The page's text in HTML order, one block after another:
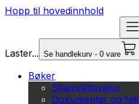
Hopp til hovedinnhold
Laster... Se handlekurv - 0 vare
Bøker
Skjønnlitteratur
Dokumentar og